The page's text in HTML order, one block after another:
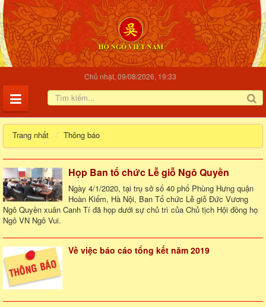
Chủ nhật, 09/08/2026, 19:33
Trang nhất Thông báo
Họp Ban tổ chức Lễ giỗ Ngô Quyền
Ngày 4/1/2020, tại trụ sở số 40 phố Phùng Hưng quận
Hoàn Kiếm, Hà Nội, Ban Tổ chức Lễ giỗ Đức Vương
Ngô Quyền xuân Canh Tí đã họp dưới sự chủ trì của Chủ tịch Hội đồng họ
Ngô VN Ngô Vui.
Về việc báo cáo tổng kết năm 2019